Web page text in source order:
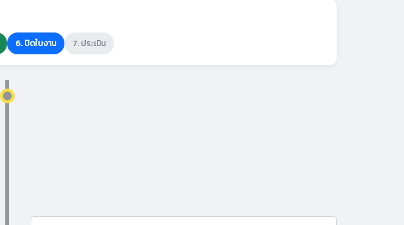
6. ปิดใบงาน 7. ประเมิน